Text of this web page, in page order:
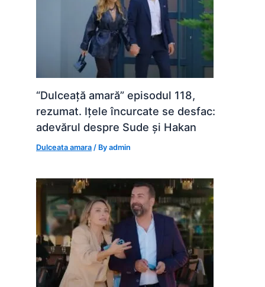
“Dulceață amară” episodul 118,
rezumat. Ițele încurcate se desfac:
adevărul despre Sude și Hakan
Dulceata amara / Byadmin